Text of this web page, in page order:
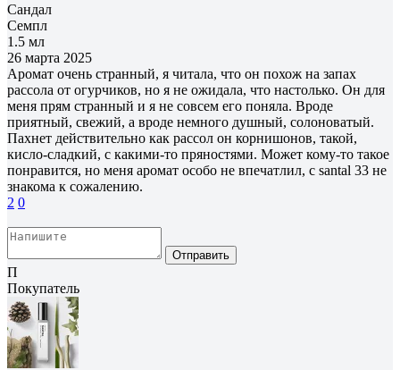
Сандал
Семпл
1.5 мл
26 марта 2025
Аромат очень странный, я читала, что он похож на запах
рассола от огурчиков, но я не ожидала, что настолько. Он для
меня прям странный и я не совсем его поняла. Вроде
приятный, свежий, а вроде немного душный, солоноватый.
Пахнет действительно как рассол он корнишонов, такой,
кисло-сладкий, с какими-то пряностями. Может кому-то такое
понравится, но меня аромат особо не впечатлил, с santal 33 не
знакома к сожалению.
2 0
Отправить
П
Покупатель